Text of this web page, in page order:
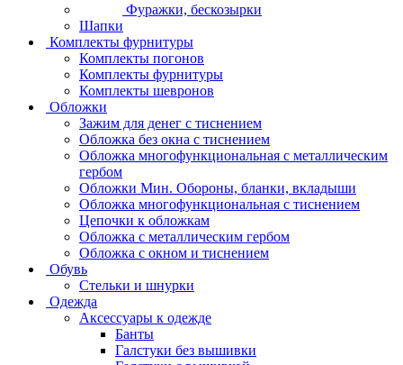
Фуражки, бескозырки
Шапки
Комплекты фурнитуры
Комплекты погонов
Комплекты фурнитуры
Комплекты шевронов
Обложки
Зажим для денег с тиснением
Обложка без окна с тиснением
Обложка многофункциональная с металлическим
гербом
Обложки Мин. Обороны, бланки, вкладыши
Обложка многофункциональная с тиснением
Цепочки к обложкам
Обложка с металлическим гербом
Обложка с окном и тиснением
Обувь
Стельки и шнурки
Одежда
Аксессуары к одежде
Банты
Галстуки без вышивки